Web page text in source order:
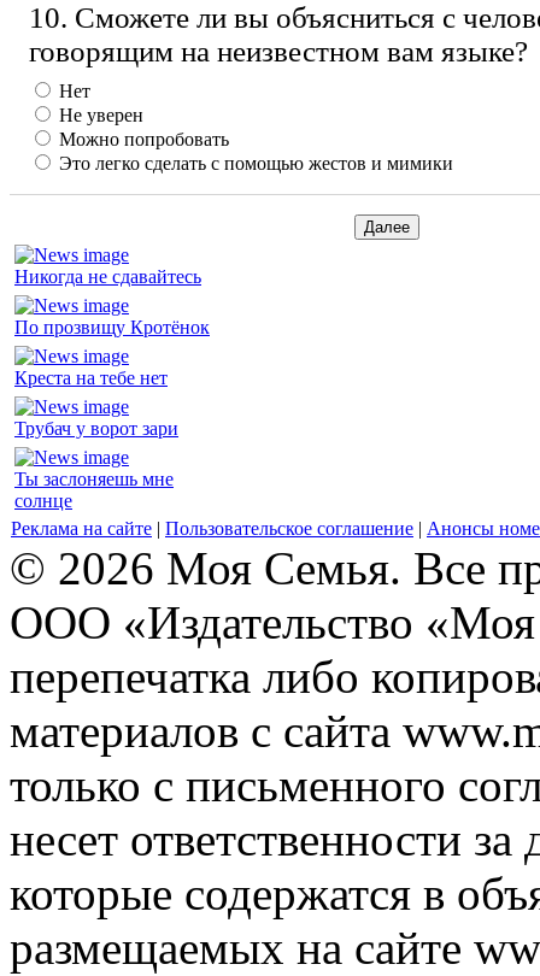
10. Сможете ли вы объясниться с
говорящим на неизвестном вам языке?
Нет
Не уверен
Можно попробовать
Это легко сделать с помощью жестов и мимики
Никогда не сдавайтесь
По прозвищу Кротёнок
Креста на тебе нет
Трубач у ворот зари
Ты заслоняешь мне
солнце
Реклама на сайте | Пользовательское соглашение | Анонсы
© 2026 Моя Семья. Все
ООО «Издательство
перепечатка либо
материалов с сайта
только с письменного
несет ответственности
которые содержатся в
размещаемых на сайте